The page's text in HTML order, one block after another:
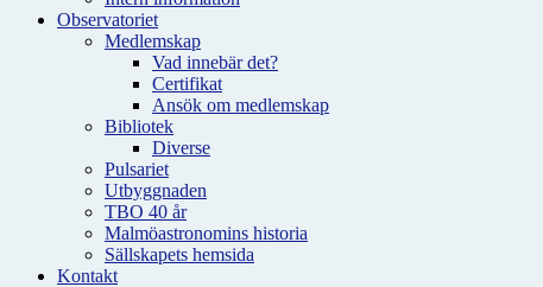
Observatoriet
Medlemskap
Vad innebär det?
Certifikat
Ansök om medlemskap
Bibliotek
Diverse
Pulsariet
Utbyggnaden
TBO 40 år
Malmöastronomins historia
Sällskapets hemsida
Kontakt